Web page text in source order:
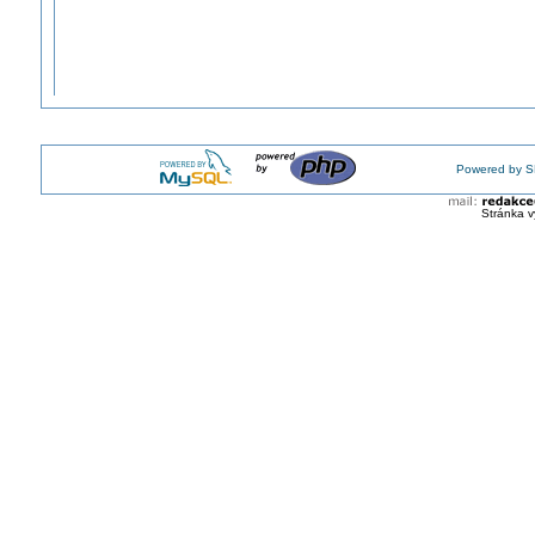
Powered by
Stránka